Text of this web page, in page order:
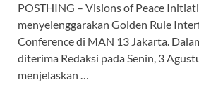
POSTHING – Visions of Peace
menyelenggarakan Golden Rule
Conference di MAN 13 Jakarta.
diterima Redaksi pada Senin, 3
menjelaskan …